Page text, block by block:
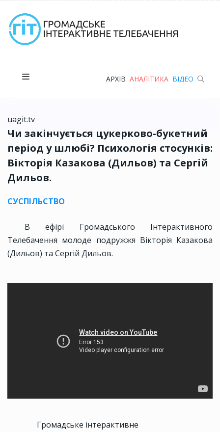
АРХІВ АНАЛІТИКА ВІДЕО
uagit.tv
Чи закінчується цукерково-букетний
період у шлюбі? Психологія стосунків:
Вікторія Казакова (Дильов) та Сергій
Дильов.
СУСПІЛЬСТВО
В ефірі Громадського Інтерактивного
Телебачення молоде подружжя Вікторія Казакова
(Дильов) та Сергій Дильов.
Громадське інтерактивне